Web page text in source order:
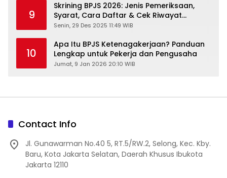
9
Skrining BPJS 2026: Jenis Pemeriksaan,
Syarat, Cara Daftar & Cek Riwayat
Kesehatan Gratis
Senin, 29 Des 2025 11:49 WIB
10
Apa Itu BPJS Ketenagakerjaan? Panduan
Lengkap untuk Pekerja dan Pengusaha
Jumat, 9 Jan 2026 20:10 WIB
Contact Info
Jl. Gunawarman No.40 5, RT.5/RW.2, Selong, Kec. Kby.
Baru, Kota Jakarta Selatan, Daerah Khusus Ibukota
Jakarta 12110